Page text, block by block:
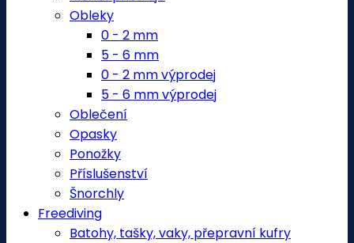
Obleky
0 - 2 mm
5 - 6 mm
0 - 2 mm výprodej
5 - 6 mm výprodej
Oblečení
Opasky
Ponožky
Příslušenství
Šnorchly
Freediving
Batohy, tašky, vaky, přepravní kufry